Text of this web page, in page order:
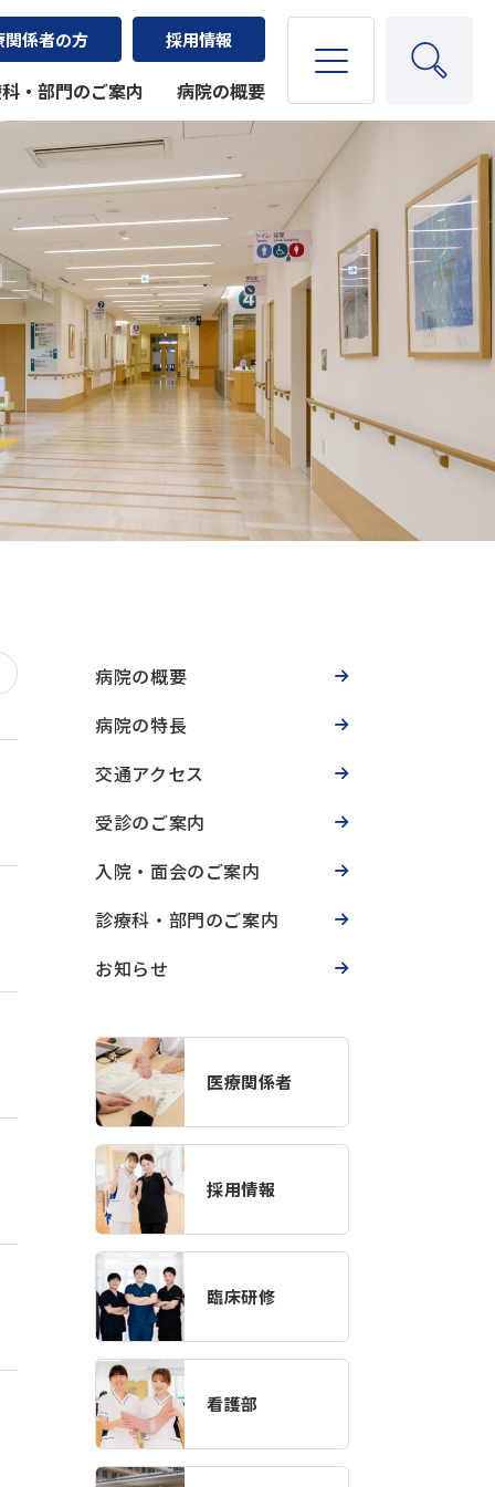
関係者の方 採用情報
・部門のご案内 病院の概要
病院の概要
病院の特長
交通アクセス
受診のご案内
入院・面会のご案内
診療科・部門のご案内
お知らせ
医療関係者
採用情報
臨床研修
看護部